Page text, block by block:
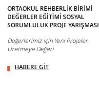
ORTAOKUL REHBERLİK BİRİMİ
DEĞERLER EĞİTİMİ SOSYAL
SORUMLULUK PROJE YARIŞMASI
Değerlerimiz için Yeni Projeler
Üretmeye Değer!
HABERE GİT